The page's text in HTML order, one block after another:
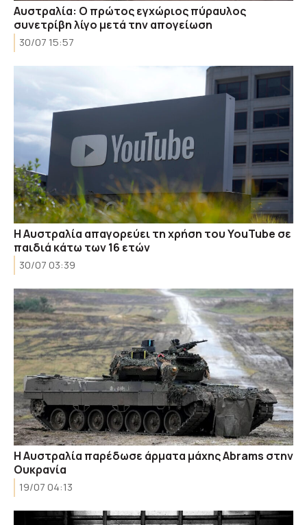
Αυστραλία: Ο πρώτος εγχώριος πύραυλος
συνετρίβη λίγο μετά την απογείωση
30/07 15:57
Η Αυστραλία απαγορεύει τη χρήση του YouTube σε
παιδιά κάτω των 16 ετών
30/07 03:39
Η Αυστραλία παρέδωσε άρματα μάχης Abrams στην
Ουκρανία
19/07 04:13